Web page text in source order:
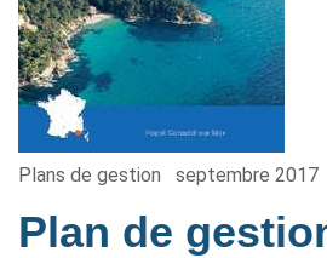
Plans de gestion septembre 2017
Plan de